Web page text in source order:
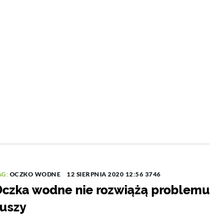
OCZKO WODNE 12 SIERPNIA 2020 12:56 3746
wodne nie rozwiążą problemu